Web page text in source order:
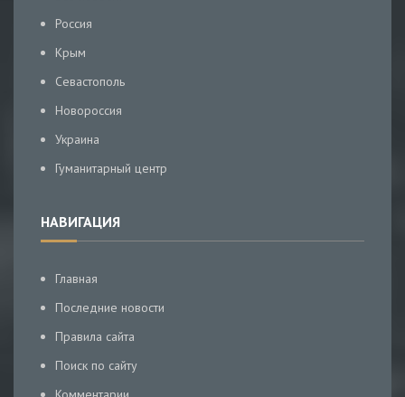
Россия
Крым
Севастополь
Новороссия
Украина
Гуманитарный центр
НАВИГАЦИЯ
Главная
Последние новости
Правила сайта
Поиск по сайту